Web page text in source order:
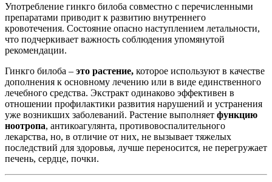
Употребление гинкго билоба совместно с перечисленными
препаратами приводит к развитию внутреннего
кровотечения. Состояние опасно наступлением летальности,
что подчеркивает важность соблюдения упомянутой
рекомендации.
Гинкго билоба – это растение, которое используют в качестве
дополнения к основному лечению или в виде единственного
лечебного средства. Экстракт одинаково эффективен в
отношении профилактики развития нарушений и устранения
уже возникших заболеваний. Растение выполняет функцию
ноотропа, антикоагулянта, противовоспалительного
лекарства, но, в отличие от них, не вызывает тяжелых
последствий для здоровья, лучше переносится, не перегружает
печень, сердце, почки.